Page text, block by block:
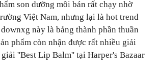
son dưỡng môi bán rất chạy nhờ
Việt Nam, nhưng lại là hot trend
này là bảng thành phần thuần
phẩm còn nhận được rất nhiều giải
''Best Lip Balm'' tại Harper's Bazaar